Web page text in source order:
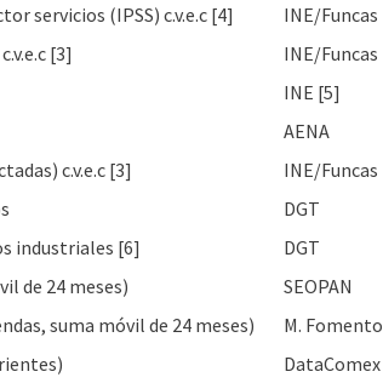
servicios (IPSS) c.v.e.c [4] INE/Funcas
[3] INE/Funcas
INE [5]
AENA
c.v.e.c [3] INE/Funcas
DGT
industriales [6] DGT
de 24 meses) SEOPAN
suma móvil de 24 meses) M. Fomento
DataComex